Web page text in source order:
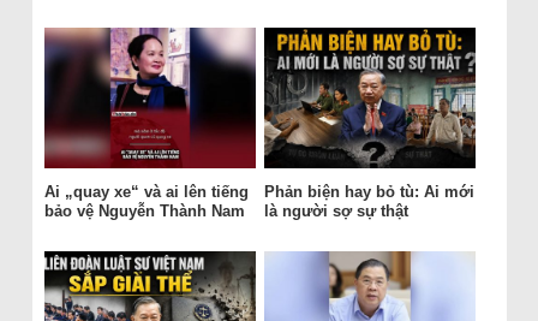
Ai „quay xe“ và ai lên tiếng
bảo vệ Nguyễn Thành Nam
Phản biện hay bỏ tù: Ai mới
là người sợ sự thật